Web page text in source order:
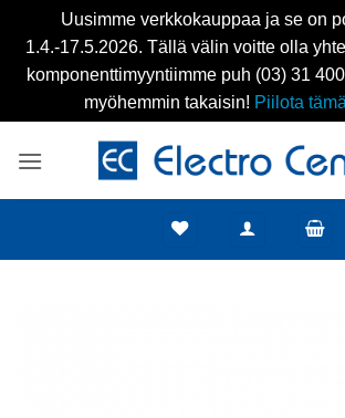
Uusimme verkkokauppaa ja se on
1.4.-17.5.2026. Tällä välin voitte olla
komponenttimyyntiimme puh (03) 31
myöhemmin takaisin! Piilota